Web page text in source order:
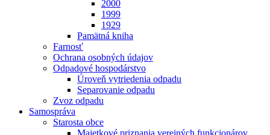
2000
1999
1929
Pamätná kniha
Farnosť
Ochrana osobných údajov
Odpadové hospodárstvo
Úroveň vytriedenia odpadu
Separovanie odpadu
Zvoz odpadu
Samospráva
Starosta obce
Majetkové priznania verejných funkcionárov